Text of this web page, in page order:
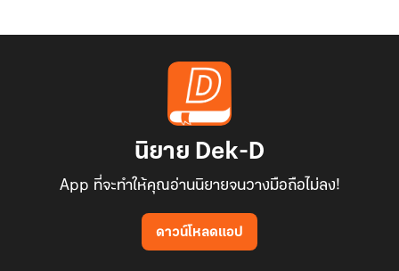
นิยาย Dek-D
App ที่จะทำให้คุณอ่านนิยายจนวางมือถือไม่ลง!
ดาวน์โหลดแอป